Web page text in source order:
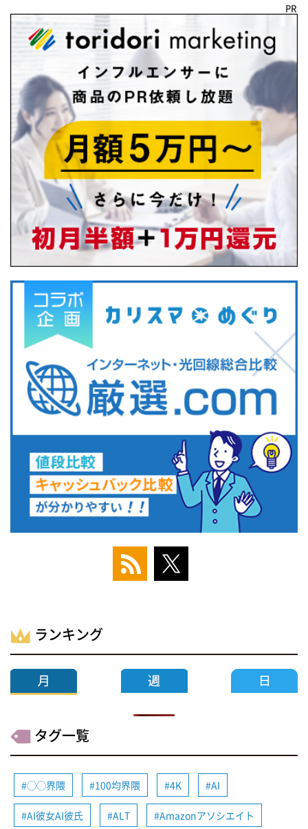
PR
ランキング
タグ一覧
◯◯界隈 100均界隈 4K AI
AI彼女AI彼氏 ALT Amazonアソシエイト